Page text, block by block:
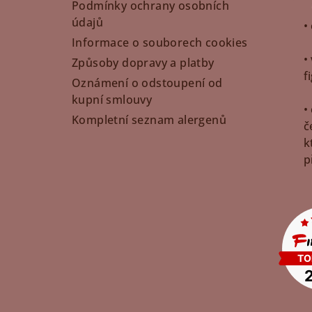
Podmínky ochrany osobních
údajů
Informace o souborech cookies
Způsoby dopravy a platby
Oznámení o odstoupení od
kupní smlouvy
Kompletní seznam alergenů